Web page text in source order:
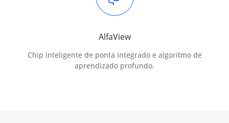
AlfaView
Chip inteligente de ponta integrado e algoritmo de
aprendizado profundo.